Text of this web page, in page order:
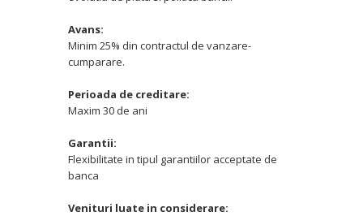
Avans:
Minim 25% din contractul de vanzare-
cumparare.
Perioada de creditare:
Maxim 30 de ani
Garantii:
Flexibilitate in tipul garantiilor acceptate de
banca
Venituri luate in considerare: